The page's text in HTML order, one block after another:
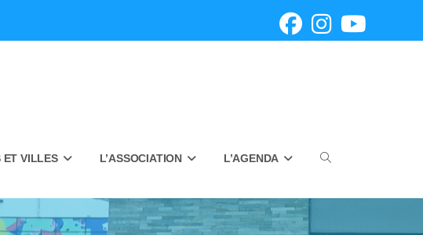
ET VILLES L’ASSOCIATION L’AGENDA Toggle